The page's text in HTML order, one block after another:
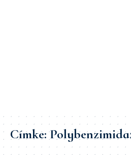
Címke: